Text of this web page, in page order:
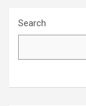
Search